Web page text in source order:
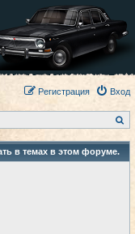
Вход
Регистрация
о
с
в темах в этом форуме.